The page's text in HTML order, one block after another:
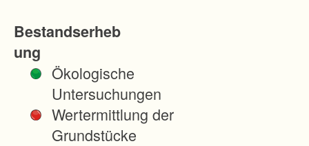
Bestandserheb
ung
Ökologische
Untersuchungen
Wertermittlung der
Grundstücke